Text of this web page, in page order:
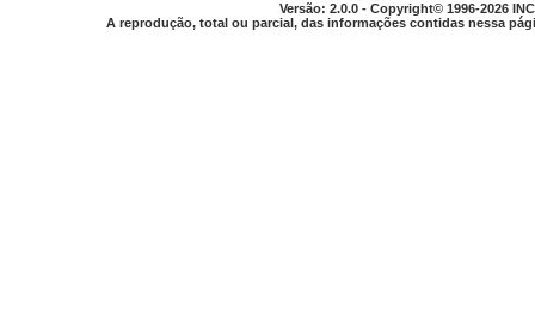
Versão: 2.0.0 - Copyright© 1996-2026
A reprodução, total ou parcial, das informações contidas nessa